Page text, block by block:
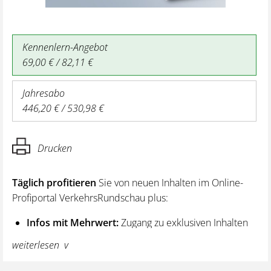
Kennenlern-Angebot
69,00 € / 82,11 €
Jahresabo
446,20 € / 530,98 €
Drucken
Täglich profitieren Sie von neuen Inhalten im Online-
Profiportal VerkehrsRundschau plus:
Infos mit Mehrwert:Zugang zu exklusiven Inhalten
und Hintergrundwissen – von aktuellen Regelungen
wie z. B. bei den Lenk- und Ruhezeiten,
weiterlesen